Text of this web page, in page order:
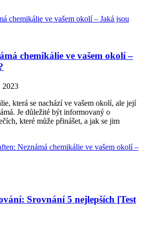
chemikálie ve vašem okolí –
2023
která se nachází ve vašem okolí, ale její
Je důležité být informovaný o
které může přinášet, a jak se jim
Neznámá chemikálie ve vašem okolí –
Srovnání 5 nejlepších [Test